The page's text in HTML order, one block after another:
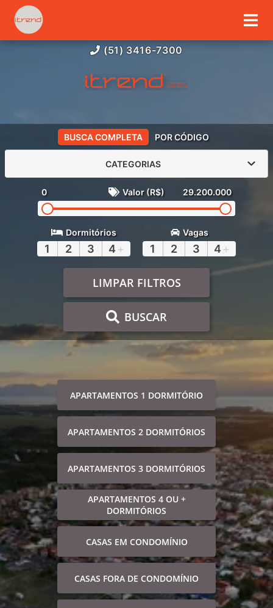
(51) 3416-7300
BUSCA COMPLETA POR CÓDIGO
CATEGORIAS
0 Valor (R$) 29.200.000
Dormitórios
1 2 3 4 +
Vagas
1 2 3 4 +
LIMPAR FILTROS
BUSCAR
APARTAMENTOS 1 DORMITÓRIO
APARTAMENTOS 2 DORMITÓRIOS
APARTAMENTOS 3 DORMITÓRIOS
APARTAMENTOS 4 OU +
DORMITÓRIOS
CASAS EM CONDOMÍNIO
CASAS FORA DE CONDOMÍNIO